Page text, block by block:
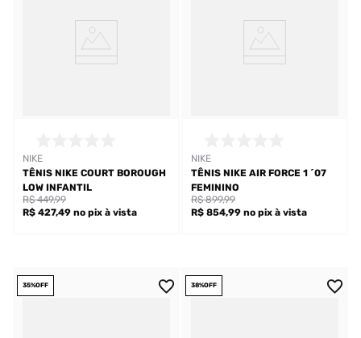
NIKE
TÊNIS NIKE COURT BOROUGH
LOW INFANTIL
R$ 427,49 no pix à vista
R$ 449,99
NIKE
TÊNIS NIKE AIR FORCE 1 ´07
FEMININO
R$ 854,99 no pix à vista
R$ 899,99
35%OFF 38%OFF